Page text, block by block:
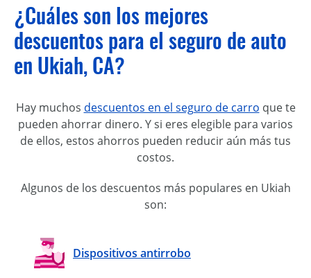
¿Cuáles son los mejores
descuentos para el seguro de auto
en Ukiah, CA?
Hay muchos descuentos en el seguro de carro que te
pueden ahorrar dinero. Y si eres elegible para varios
de ellos, estos ahorros pueden reducir aún más tus
costos.
Algunos de los descuentos más populares en Ukiah
son:
Dispositivos antirrobo